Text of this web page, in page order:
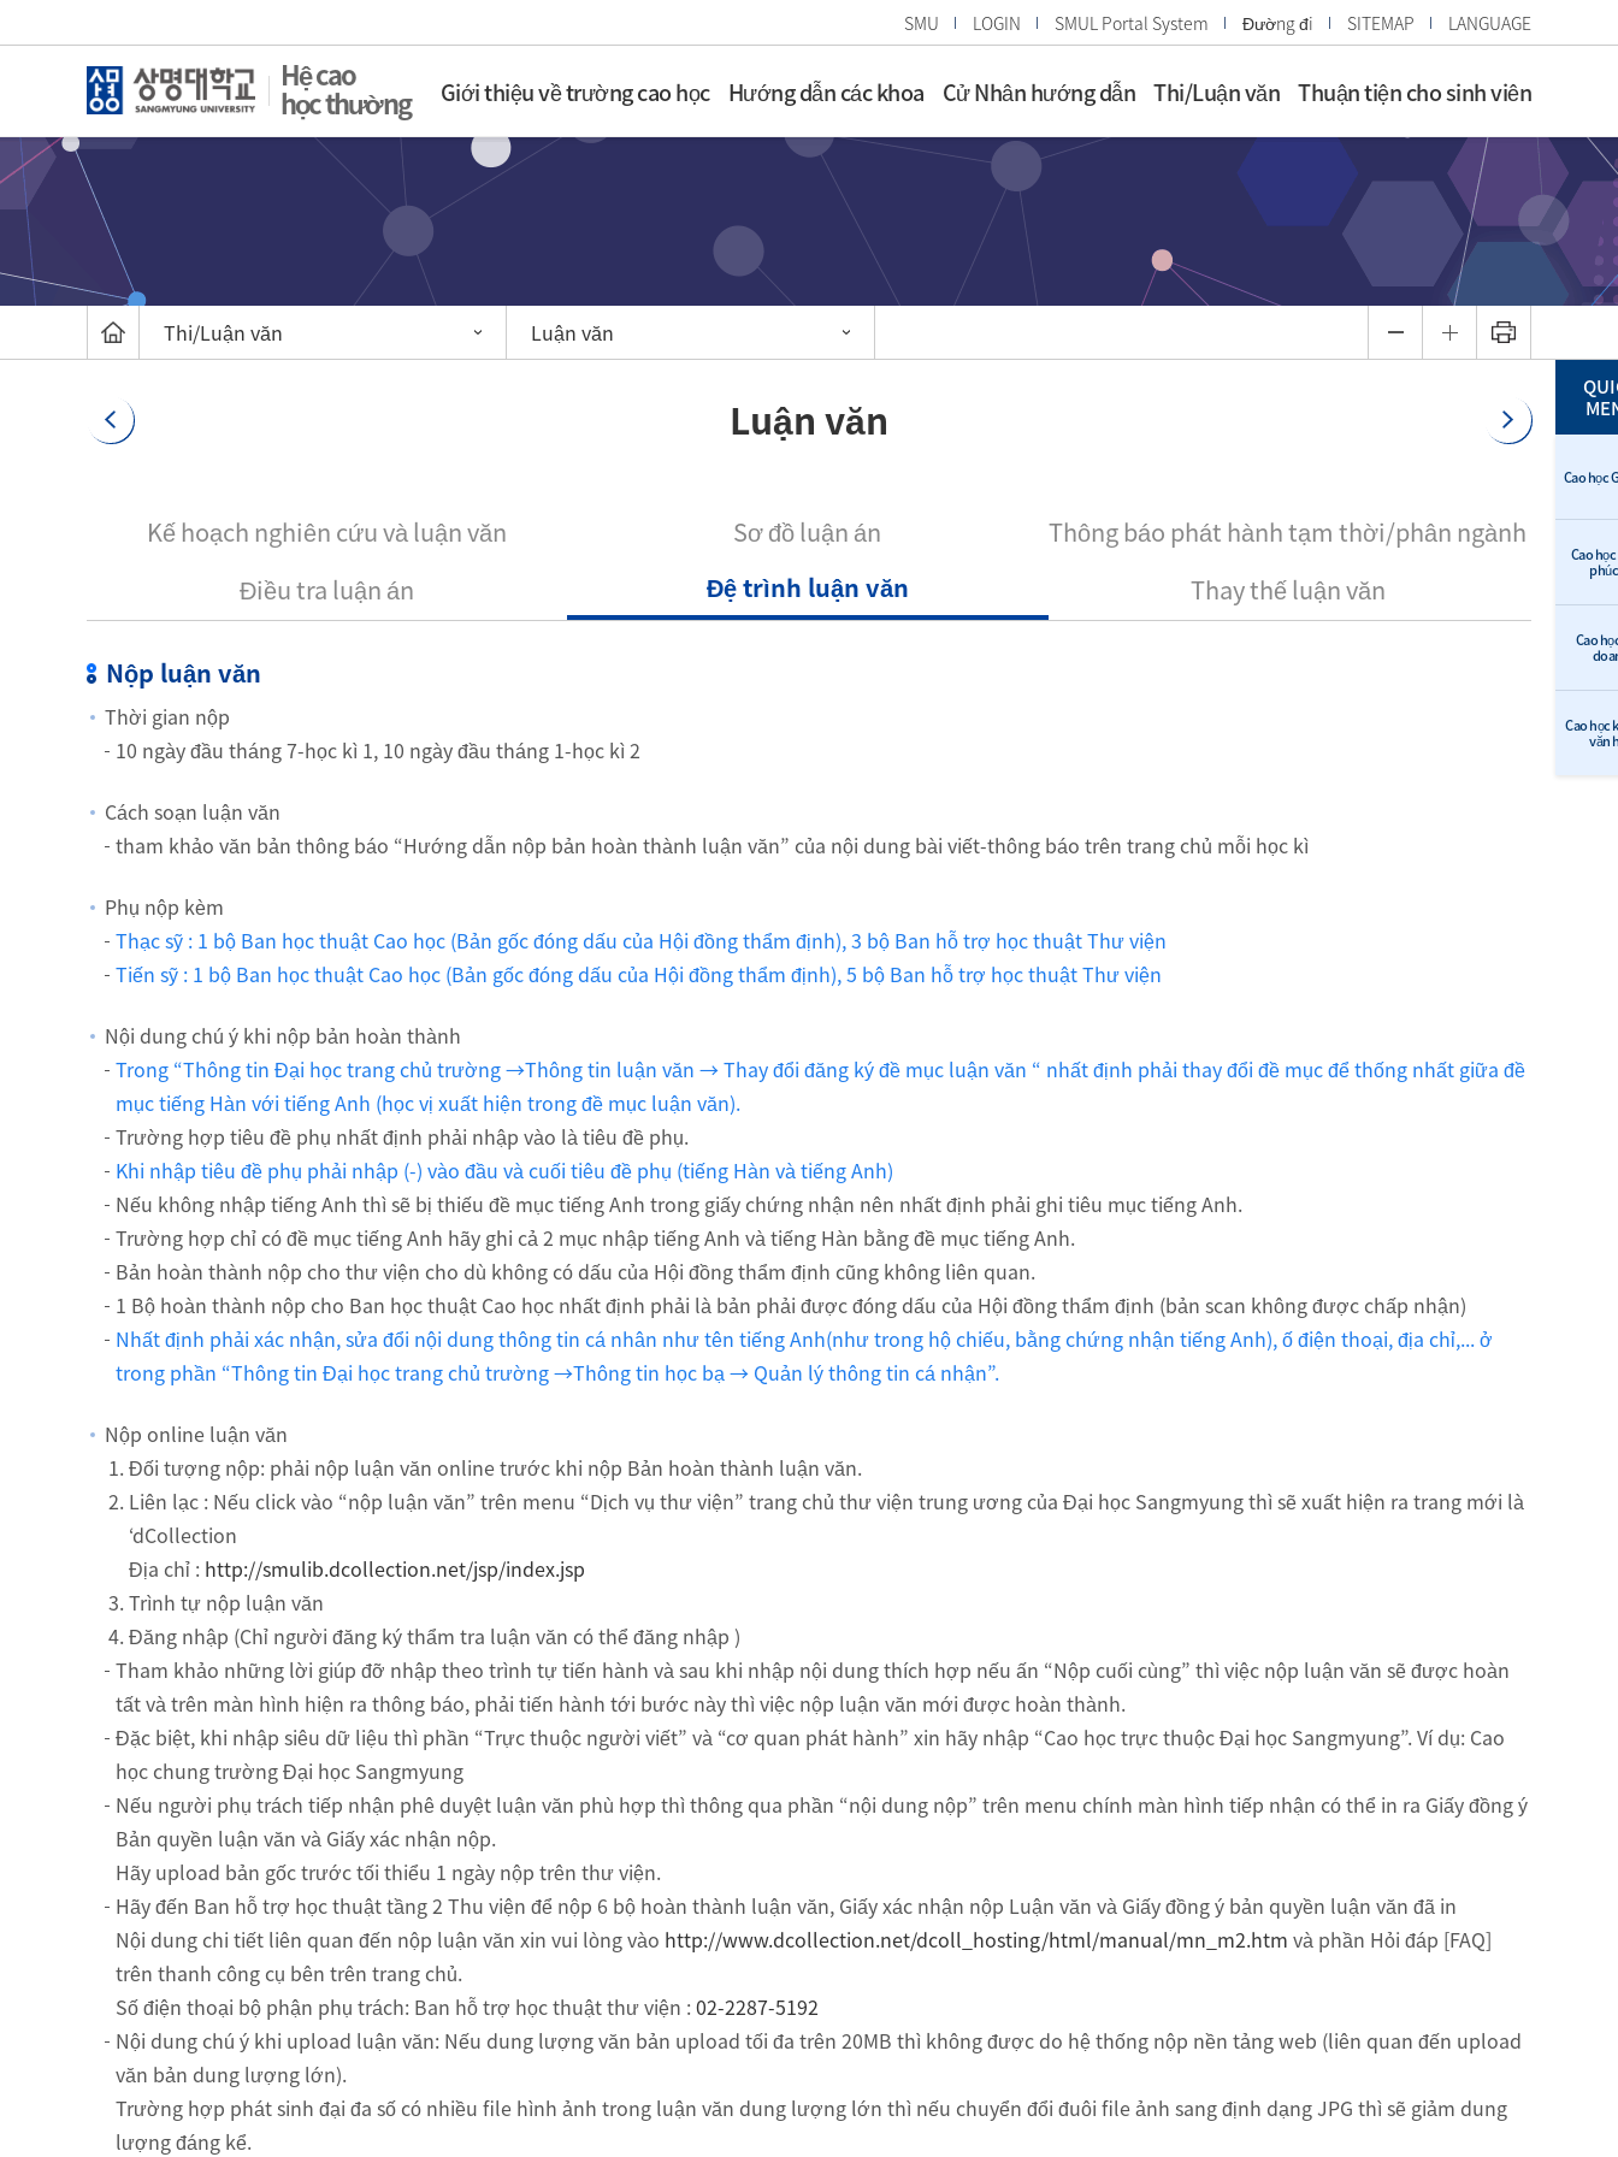
SMU LOGIN SMUL Portal System Đường đi SITEMAP LANGUAGE
Hệ cao
học thường Giới thiệu về trường cao học Hướng dẫn các khoa Cử Nhân hướng dẫn Thi/Luận văn Thuận tiện cho sinh viên
Cao học
Cao
Cao
Cao học
văn
Thi/Luận văn Luận văn
Luận văn
Kế hoạch nghiên cứu và luận văn Sơ đồ luận án
Thông báo phát hành tạm thời/phân ngành
Điều tra luận án
Đệ trình luận văn Thay thế luận văn
Nộp luận văn
Thời gian nộp
10 ngày đầu tháng 7-học kì 1, 10 ngày đầu tháng 1-học kì 2
Cách soạn luận văn
tham khảo văn bản thông báo “Hướng dẫn nộp bản hoàn thành luận văn” của nội dung bài viết-thông báo trên trang chủ mỗi học kì
Phụ nộp kèm
Thạc sỹ : 1 bộ Ban học thuật Cao học (Bản gốc đóng dấu của Hội đồng thẩm định), 3 bộ Ban hỗ trợ học thuật Thư viện
Tiến sỹ : 1 bộ Ban học thuật Cao học (Bản gốc đóng dấu của Hội đồng thẩm định), 5 bộ Ban hỗ trợ học thuật Thư viện
Nội dung chú ý khi nộp bản hoàn thành
Trong “Thông tin Đại học trang chủ trường →Thông tin luận văn → Thay đổi đăng ký đề mục luận văn “ nhất định phải thay đổi đề mục để thống nhất giữa đề
mục tiếng Hàn với tiếng Anh (học vị xuất hiện trong đề mục luận văn).
Trường hợp tiêu đề phụ nhất định phải nhập vào là tiêu đề phụ.
Khi nhập tiêu đề phụ phải nhập (-) vào đầu và cuối tiêu đề phụ (tiếng Hàn và tiếng Anh)
Nếu không nhập tiếng Anh thì sẽ bị thiếu đề mục tiếng Anh trong giấy chứng nhận nên nhất định phải ghi tiêu mục tiếng Anh.
Trường hợp chỉ có đề mục tiếng Anh hãy ghi cả 2 mục nhập tiếng Anh và tiếng Hàn bằng đề mục tiếng Anh.
Bản hoàn thành nộp cho thư viện cho dù không có dấu của Hội đồng thẩm định cũng không liên quan.
1 Bộ hoàn thành nộp cho Ban học thuật Cao học nhất định phải là bản phải được đóng dấu của Hội đồng thẩm định (bản scan không được chấp nhận)
Nhất định phải xác nhận, sửa đổi nội dung thông tin cá nhân như tên tiếng Anh(như trong hộ chiếu, bằng chứng nhận tiếng Anh), ố điện thoại, địa chỉ,... ở
trong phần “Thông tin Đại học trang chủ trường →Thông tin học bạ → Quản lý thông tin cá nhận”.
Nộp online luận văn
Đối tượng nộp: phải nộp luận văn online trước khi nộp Bản hoàn thành luận văn.
Liên lạc : Nếu click vào “nộp luận văn” trên menu “Dịch vụ thư viện” trang chủ thư viện trung ương của Đại học Sangmyung thì sẽ xuất hiện ra trang mới là
‘dCollection
Địa chỉ : http://smulib.dcollection.net/jsp/index.jsp
Trình tự nộp luận văn
Đăng nhập (Chỉ người đăng ký thẩm tra luận văn có thể đăng nhập )
Tham khảo những lời giúp đỡ nhập theo trình tự tiến hành và sau khi nhập nội dung thích hợp nếu ấn “Nộp cuối cùng” thì việc nộp luận văn sẽ được hoàn
tất và trên màn hình hiện ra thông báo, phải tiến hành tới bước này thì việc nộp luận văn mới được hoàn thành.
Đặc biệt, khi nhập siêu dữ liệu thì phần “Trực thuộc người viết” và “cơ quan phát hành” xin hãy nhập “Cao học trực thuộc Đại học Sangmyung”. Ví dụ: Cao
học chung trường Đại học Sangmyung
Nếu người phụ trách tiếp nhận phê duyệt luận văn phù hợp thì thông qua phần “nội dung nộp” trên menu chính màn hình tiếp nhận có thể in ra Giấy đồng ý
Bản quyền luận văn và Giấy xác nhận nộp.
Hãy upload bản gốc trước tối thiểu 1 ngày nộp trên thư viện.
Hãy đến Ban hỗ trợ học thuật tầng 2 Thu viện để nộp 6 bộ hoàn thành luận văn, Giấy xác nhận nộp Luận văn và Giấy đồng ý bản quyền luận văn đã in
Nội dung chi tiết liên quan đến nộp luận văn xin vui lòng vào http://www.dcollection.net/dcoll_hosting/html/manual/mn_m2.htm và phần Hỏi đáp [FAQ]
trên thanh công cụ bên trên trang chủ.
Số điện thoại bộ phận phụ trách: Ban hỗ trợ học thuật thư viện : 02-2287-5192
Nội dung chú ý khi upload luận văn: Nếu dung lượng văn bản upload tối đa trên 20MB thì không được do hệ thống nộp nền tảng web (liên quan đến upload
văn bản dung lượng lớn).
Trường hợp phát sinh đại đa số có nhiều file hình ảnh trong luận văn dung lượng lớn thì nếu chuyển đổi đuôi file ảnh sang định dạng JPG thì sẽ giảm dung
lượng đáng kể.